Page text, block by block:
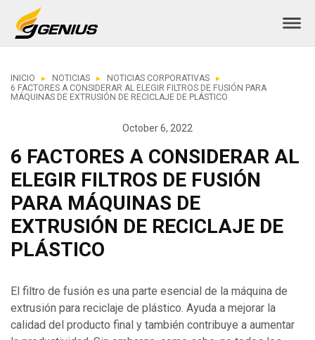
INICIO NOTICIAS
NOTICIAS CORPORATIVAS
6 FACTORES A CONSIDERAR AL ELEGIR FILTROS DE FUSIÓN PARA
MÁQUINAS DE EXTRUSIÓN DE RECICLAJE DE PLÁSTICO
October 6, 2022
6 FACTORES A CONSIDERAR AL
ELEGIR FILTROS DE FUSIÓN
PARA MÁQUINAS DE
EXTRUSIÓN DE RECICLAJE DE
PLÁSTICO
El filtro de fusión es una parte esencial de la máquina de
extrusión para reciclaje de plástico. Ayuda a mejorar la
calidad del producto final y también contribuye a aumentar